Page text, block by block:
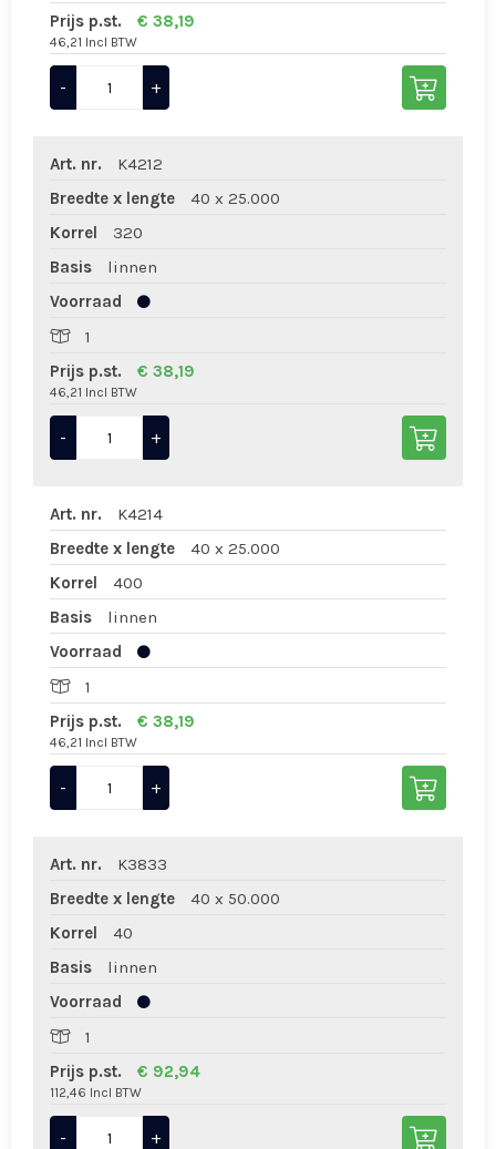
Prijs p.st. € 38,19
46,21 Incl BTW
- +
Art. nr.
K4212
Breedte x lengte
40 x 25.000
Korrel
320
Basis
linnen
Voorraad
1
Prijs p.st.
€ 38,19
46,21 Incl BTW
- +
Art. nr.
K4214
Breedte x lengte
40 x 25.000
Korrel
400
Basis
linnen
Voorraad
1
Prijs p.st.
€ 38,19
46,21 Incl BTW
- +
Art. nr.
K3833
Breedte x lengte
40 x 50.000
Korrel
40
Basis
linnen
Voorraad
1
Prijs p.st.
€ 92,94
112,46 Incl BTW
- +